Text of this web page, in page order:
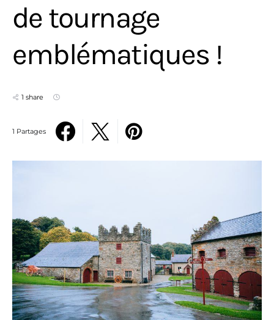
de tournage
emblématiques !
1 share
1 Partages